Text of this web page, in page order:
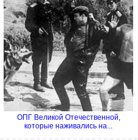
ОПГ Великой Отечественной,
которые наживались на...